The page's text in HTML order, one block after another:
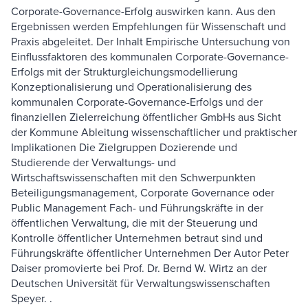
Corporate-Governance-Erfolg auswirken kann. Aus den
Ergebnissen werden Empfehlungen für Wissenschaft und
Praxis abgeleitet. Der Inhalt Empirische Untersuchung von
Einflussfaktoren des kommunalen Corporate-Governance-
Erfolgs mit der Strukturgleichungsmodellierung
Konzeptionalisierung und Operationalisierung des
kommunalen Corporate-Governance-Erfolgs und der
finanziellen Zielerreichung öffentlicher GmbHs aus Sicht
der Kommune Ableitung wissenschaftlicher und praktischer
Implikationen Die Zielgruppen Dozierende und
Studierende der Verwaltungs- und
Wirtschaftswissenschaften mit den Schwerpunkten
Beteiligungsmanagement, Corporate Governance oder
Public Management Fach- und Führungskräfte in der
öffentlichen Verwaltung, die mit der Steuerung und
Kontrolle öffentlicher Unternehmen betraut sind und
Führungskräfte öffentlicher Unternehmen Der Autor Peter
Daiser promovierte bei Prof. Dr. Bernd W. Wirtz an der
Deutschen Universität für Verwaltungswissenschaften
Speyer. .